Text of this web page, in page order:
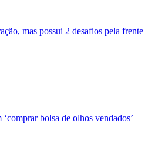
mas possui 2 desafios pela frente
bolsa de olhos vendados’